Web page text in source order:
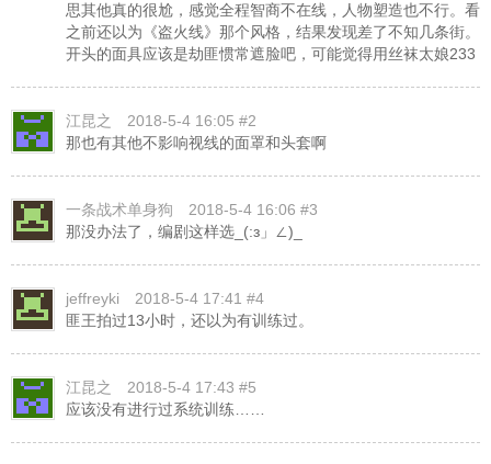
思其他真的很尬，感觉全程智商不在线，人物塑造也不行。看
之前还以为《盗火线》那个风格，结果发现差了不知几条街。
开头的面具应该是劫匪惯常遮脸吧，可能觉得用丝袜太娘233
江昆之
2018-5-4 16:05 #2
那也有其他不影响视线的面罩和头套啊
一条战术单身狗
2018-5-4 16:06 #3
那没办法了，编剧这样选_(:з」∠)_
jeffreyki
2018-5-4 17:41 #4
匪王拍过13小时，还以为有训练过。
江昆之
2018-5-4 17:43 #5
应该没有进行过系统训练……